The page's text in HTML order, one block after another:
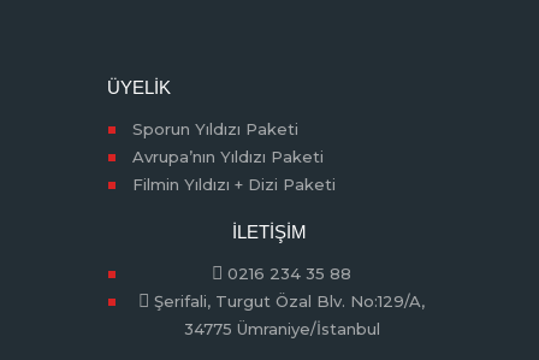
ÜYELIK
Sporun Yıldızı Paketi
Avrupa’nın Yıldızı Paketi
Filmin Yıldızı + Dizi Paketi
İLETIŞIM
0216 234 35 88
Şerifali, Turgut Özal Blv. No:129/A,
34775 Ümraniye/İstanbul